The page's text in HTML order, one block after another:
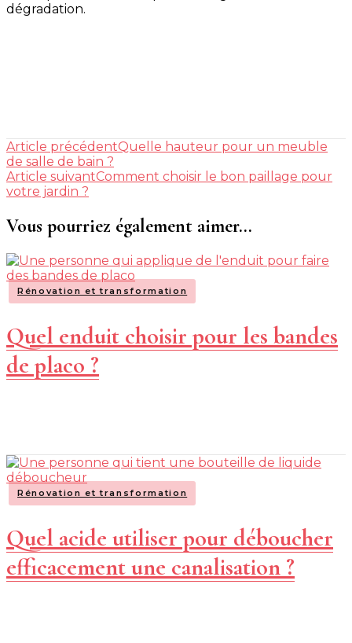
dégradation.
Navigation
d'article
Article précédentQuelle hauteur pour un meuble
de salle de bain ?
Article suivantComment choisir le bon paillage pour
votre jardin ?
Vous pourriez également aimer...
Rénovation et transformation
Quel enduit choisir pour les bandes
de placo ?
Rénovation et transformation
Quel acide utiliser pour déboucher
efficacement une canalisation ?